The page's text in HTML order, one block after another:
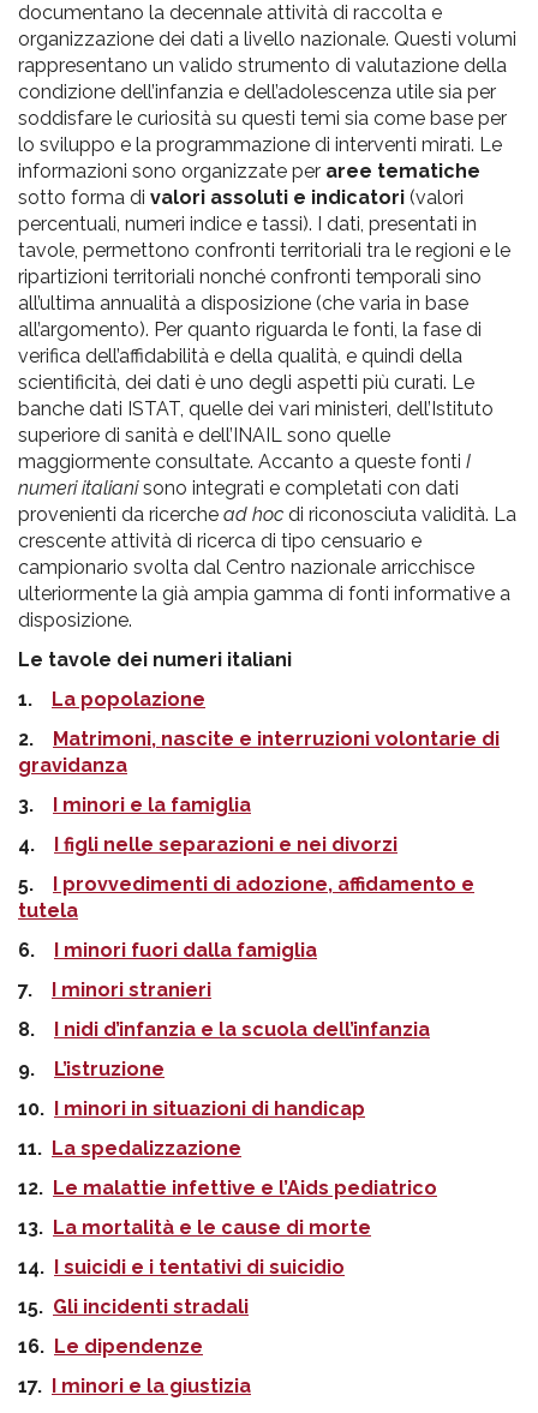
documentano la decennale attività di raccolta e
organizzazione dei dati a livello nazionale. Questi volumi
rappresentano un valido strumento di valutazione della
condizione dell’infanzia e dell’adolescenza utile sia per
soddisfare le curiosità su questi temi sia come base per
lo sviluppo e la programmazione di interventi mirati. Le
informazioni sono organizzate per aree tematiche
sotto forma di valori assoluti e indicatori (valori
percentuali, numeri indice e tassi). I dati, presentati in
tavole, permettono confronti territoriali tra le regioni e le
ripartizioni territoriali nonché confronti temporali sino
all’ultima annualità a disposizione (che varia in base
all’argomento). Per quanto riguarda le fonti, la fase di
verifica dell’affidabilità e della qualità, e quindi della
scientificità, dei dati è uno degli aspetti più curati. Le
banche dati ISTAT, quelle dei vari ministeri, dell’Istituto
superiore di sanità e dell’INAIL sono quelle
maggiormente consultate. Accanto a queste fonti I
numeri italianisono integrati e completati con dati
provenienti da ricerche ad hoc di riconosciuta validità. La
crescente attività di ricerca di tipo censuario e
campionario svolta dal Centro nazionale arricchisce
ulteriormente la già ampia gamma di fonti informative a
disposizione.
Le tavole dei numeri italiani
1. La popolazione
2. Matrimoni, nascite e interruzioni volontarie di
gravidanza
3. I minori e la famiglia
4. I figli nelle separazioni e nei divorzi
5. I provvedimenti di adozione, affidamento e
tutela
6. I minori fuori dalla famiglia
7. I minori stranieri
8. I nidi d’infanzia e la scuola dell’infanzia
9. L’istruzione
10. I minori in situazioni di handicap
11. La spedalizzazione
12. Le malattie infettive e l’Aids pediatrico
13. La mortalità e le cause di morte
14. I suicidi e i tentativi di suicidio
15. Gli incidenti stradali
16. Le dipendenze
17. I minori e la giustizia